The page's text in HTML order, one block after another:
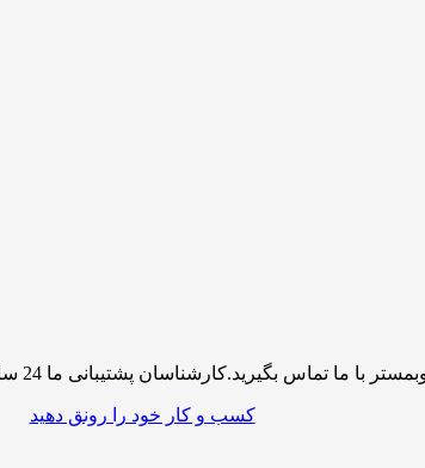
پشتیبانی ما 24 ساعته آماده خدمت رسانی به شما کاربران گرامی میباشند
کسب و کار خود را رونق دهید